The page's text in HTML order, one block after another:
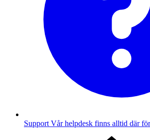
Support Vår helpdesk finns alltid där